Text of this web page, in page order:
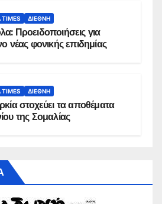
TIMES ΔΙΕΘΝΉ
Προειδοποιήσεις για
νέας φονικής επιδημίας
TIMES ΔΙΕΘΝΉ
στοχεύει τα αποθέματα
της Σομαλίας